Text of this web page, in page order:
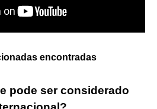
encontradas
pode ser considerado